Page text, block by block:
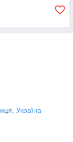
Україна